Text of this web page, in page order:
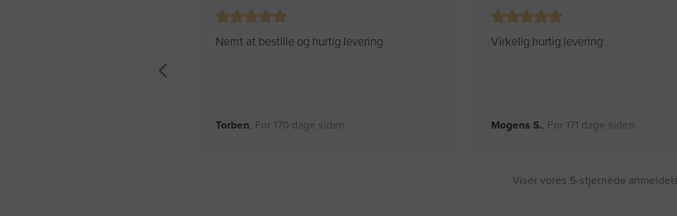
Nemt at bestille og hurtig levering
Torben , For 170 dage siden
Virkelig hurtig levering
Mogens S. , For 171 dage siden
Viser vores 5-stjernede